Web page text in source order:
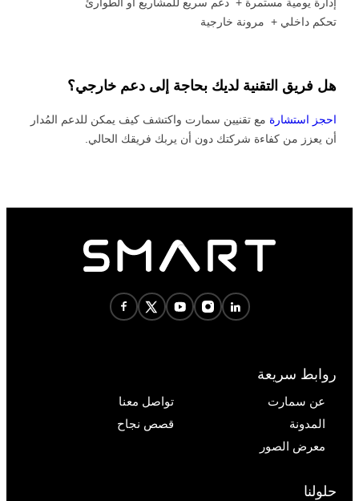
إدارة يومية مستمرة + دعم سريع للمشاريع أو الطوارئ
تحكم داخلي + مرونة خارجية
هل فريق التقنية لديك بحاجة إلى دعم خارجي؟
احجز استشارة مع تقنيين سمارت واكتشف كيف يمكن للدعم المُدار
أن يعزز من كفاءة شركتك دون أن يربك فريقك الحالي.
روابط سريعة
عن سمارت
تواصل معنا
المدونة
قصص نجاح
معرض الصور
حلولنا